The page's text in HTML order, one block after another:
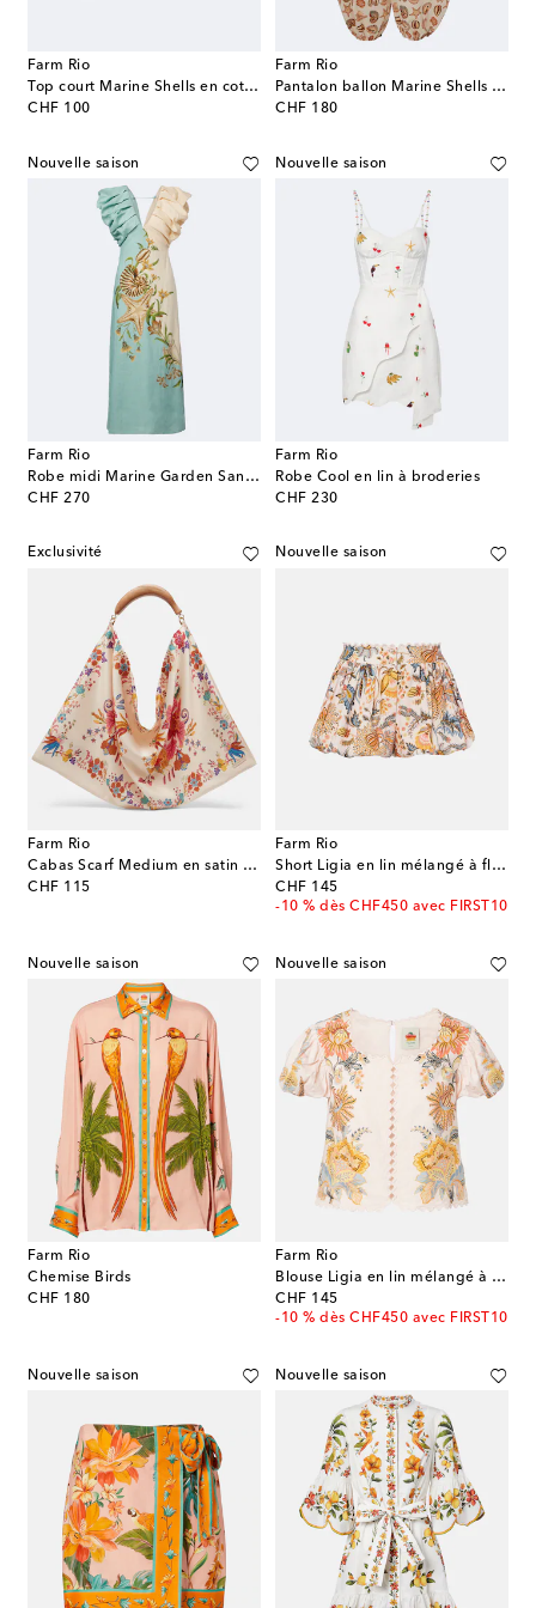
Farm Rio
Top court Marine Shells en coton à imprimé
CHF 100
original price
Farm Rio
Pantalon ballon Marine Shells en coton à imprimé
CHF 180
original price
Nouvelle saison
Farm Rio
Robe midi Marine Garden Sand en lin à imprimé
CHF 270
original price
Nouvelle saison
Farm Rio
Robe Cool en lin à broderies
CHF 230
original price
Exclusivité
Farm Rio
Cabas Scarf Medium en satin floral
CHF 115
original price
Nouvelle saison
Farm Rio
Short Ligia en lin mélangé à fleurs
CHF 145
original price
-10 % dès CHF450 avec FIRST10
Nouvelle saison
Farm Rio
Chemise Birds
CHF 180
original price
Nouvelle saison
Farm Rio
Blouse Ligia en lin mélangé à fleurs
CHF 145
original price
-10 % dès CHF450 avec FIRST10
Nouvelle saison Nouvelle saison